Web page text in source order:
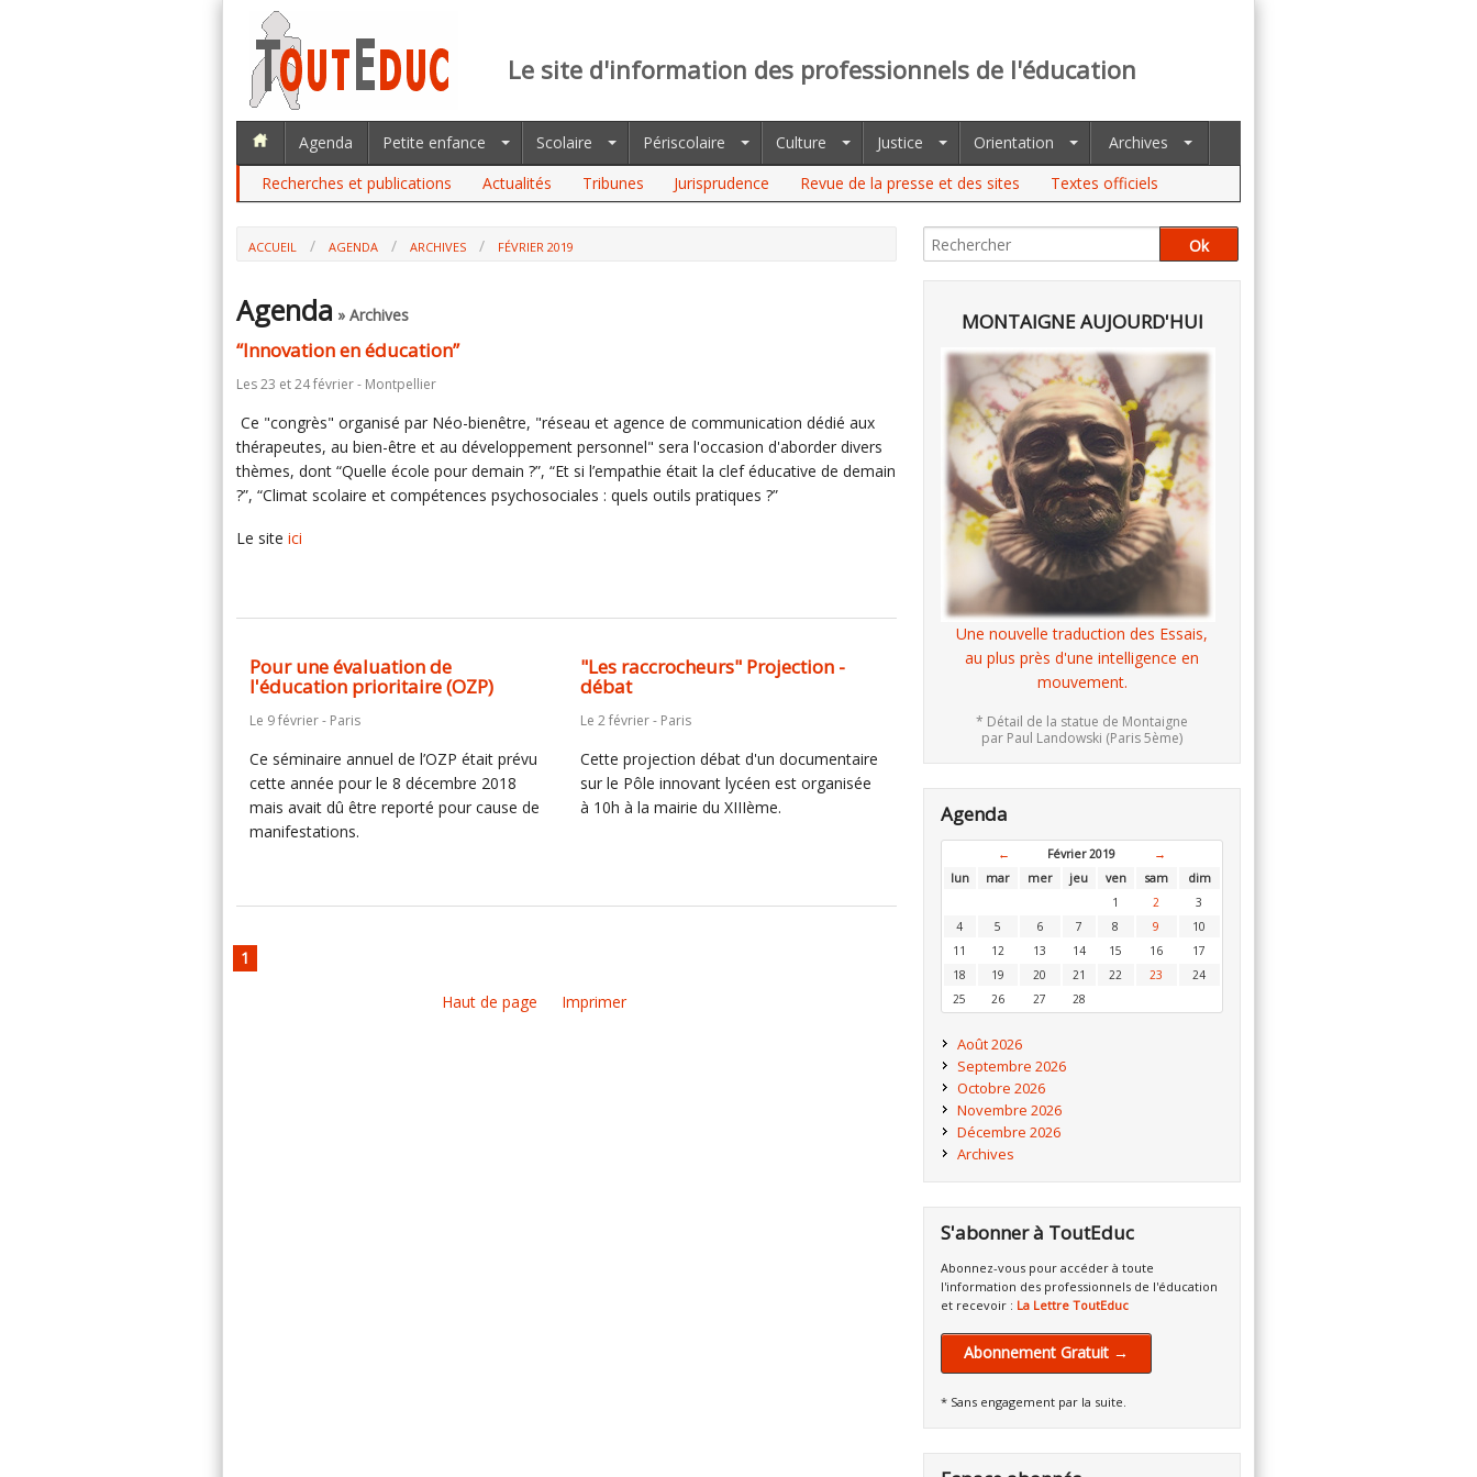
Le site d'information des professionnels de l'éducation
Agenda Petite enfance Scolaire Périscolaire Culture Justice Orientation
Archives
Recherches et publications
Actualités Tribunes Jurisprudence Revue de la presse et des sites Textes officiels
ACCUEIL AGENDA ARCHIVES FÉVRIER 2019
Agenda » Archives
“Innovation en éducation”
Les 23 et 24 février - Montpellier
Ce "congrès" organisé par Néo-bienêtre, "réseau et agence de communication dédié aux
thérapeutes, au bien-être et au développement personnel" sera l'occasion d'aborder divers
thèmes, dont “Quelle école pour demain ?”, “Et si l’empathie était la clef éducative de demain
?”, “Climat scolaire et compétences psychosociales : quels outils pratiques ?”
Le site ici
Pour une évaluation de
l'éducation prioritaire (OZP)
Le 9 février - Paris
Ce séminaire annuel de l’OZP était prévu
cette année pour le 8 décembre 2018
mais avait dû être reporté pour cause de
manifestations.
"Les raccrocheurs" Projection -
débat
Le 2 février - Paris
Cette projection débat d'un documentaire
sur le Pôle innovant lycéen est organisée
à 10h à la mairie du XIIIème.
1
Haut de page Imprimer
MONTAIGNE AUJOURD'HUI
Une nouvelle traduction des Essais,
au plus près d'une intelligence en
mouvement.
* Détail de la statue de Montaigne
par Paul Landowski (Paris 5ème)
Agenda
← Février 2019
→
lun
mar mer jeu ven sam
dim
1
2
3
4
5 6 7 8 9
10
11
12 13 14 15 16
17
18
19 20 21 22 23
24
25
26 27 28
Août 2026
Septembre 2026
Octobre 2026
Novembre 2026
Décembre 2026
Archives
S'abonner à ToutEduc
Abonnez-vous pour accéder à toute
l'information des professionnels de l'éducation
et recevoir : La Lettre ToutEduc
Abonnement Gratuit →
* Sans engagement par la suite.